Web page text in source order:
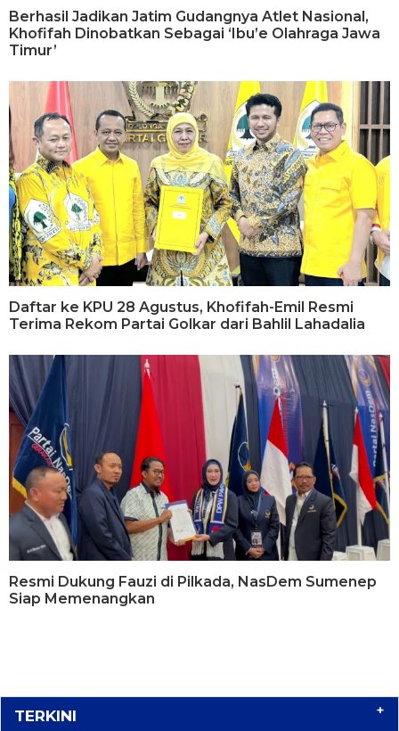
Berhasil Jadikan Jatim Gudangnya Atlet Nasional,
Khofifah Dinobatkan Sebagai ‘Ibu’e Olahraga Jawa
Timur’
Daftar ke KPU 28 Agustus, Khofifah-Emil Resmi
Terima Rekom Partai Golkar dari Bahlil Lahadalia
Resmi Dukung Fauzi di Pilkada, NasDem Sumenep
Siap Memenangkan
TERKINI +